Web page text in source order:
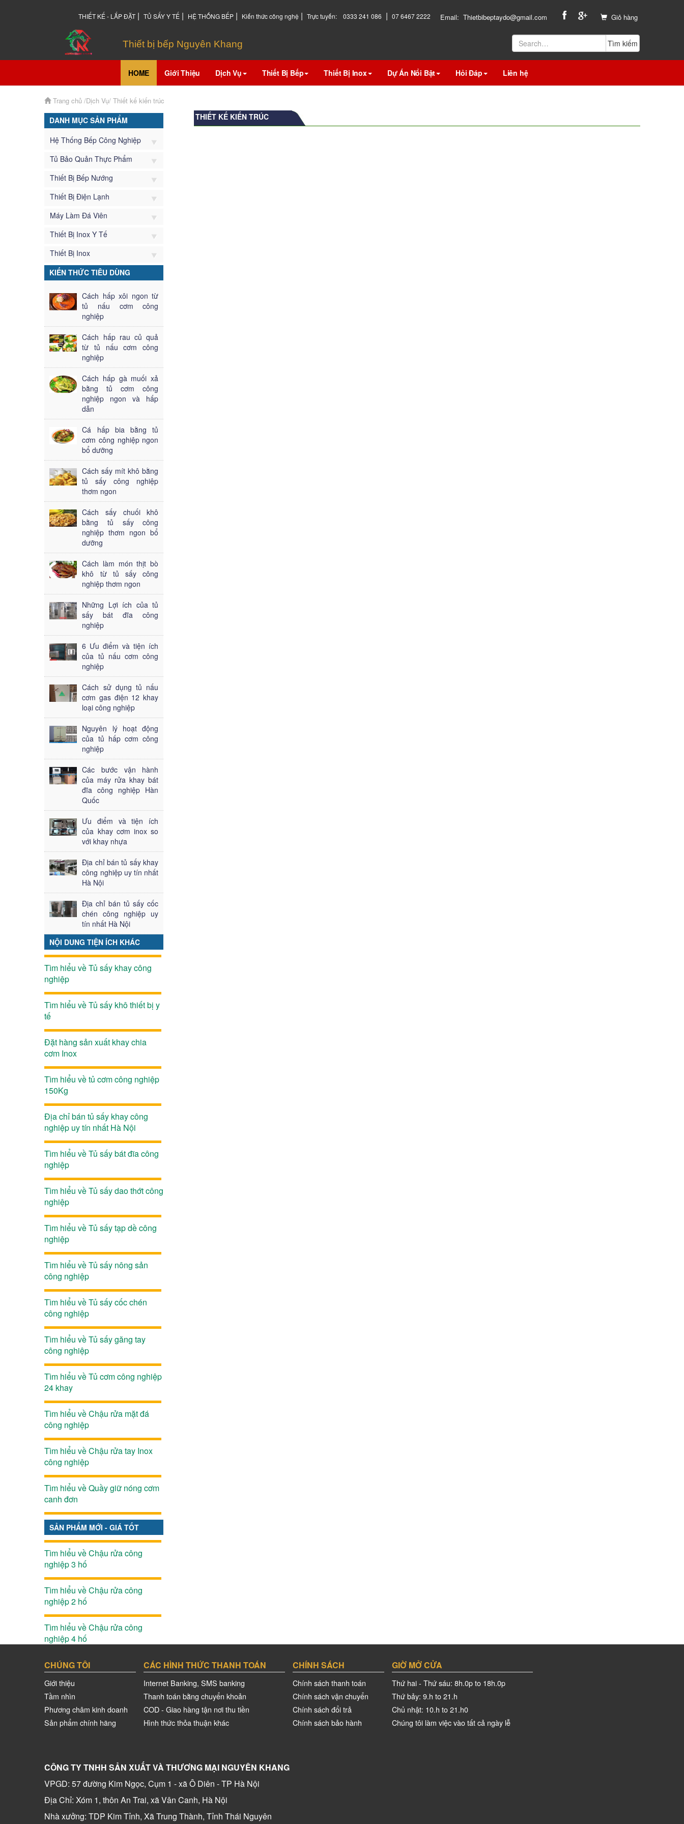
THIẾT KẾ - LẮP ĐẶT | TỦ SẤY Y TẾ | HỆ THỐNG BẾP | Kiến thức công nghệ | Trực tuyến: 0333 241 086 | 07 6467 2222 Email: Thietbibeptaydo@gmail.com Giỏ hàng
Thiết bị bếp Nguyên Khang
HOME Giới Thiệu Dịch Vụ Thiết Bị Bếp Thiết Bị Inox Dự Án Nổi Bật Hỏi Đáp Liên hệ
Trang chủ /Dịch Vụ/ Thiết kế kiến trúc
THIẾT KẾ KIẾN TRÚC
DANH MỤC SẢN PHẨM
Hệ Thống Bếp Công Nghiệp
Tủ Bảo Quản Thực Phẩm
Thiết Bị Bếp Nướng
Thiết Bị Điện Lạnh
Máy Làm Đá Viên
Thiết Bị Inox Y Tế
Thiết Bị Inox
KIẾN THỨC TIÊU DÙNG
Cách hấp xôi ngon từ
tủ nấu cơm công
nghiệp
Cách hấp rau củ quả
từ tủ nấu cơm công
nghiệp
Cách hấp gà muối xả
bằng tủ cơm công
nghiệp ngon và hấp
dẫn
Cá hấp bia bằng tủ
cơm công nghiệp ngon
bổ dưỡng
Cách sấy mít khô bằng
tủ sấy công nghiệp
thơm ngon
Cách sấy chuối khô
bằng tủ sấy công
nghiệp thơm ngon bổ
dưỡng
Cách làm món thịt bò
khô từ tủ sấy công
nghiệp thơm ngon
Những Lợi ích của tủ
sấy bát đĩa công
nghiệp
6 Ưu điểm và tiện ích
của tủ nấu cơm công
nghiệp
Cách sử dụng tủ nấu
cơm gas điện 12 khay
loại công nghiệp
Nguyên lý hoạt động
của tủ hấp cơm công
nghiệp
Các bước vận hành
của máy rửa khay bát
đĩa công nghiệp Hàn
Quốc
Ưu điểm và tiện ích
của khay cơm inox so
với khay nhựa
Địa chỉ bán tủ sấy khay
công nghiệp uy tín nhất
Hà Nội
Địa chỉ bán tủ sấy cốc
chén công nghiệp uy
tín nhất Hà Nội
NỘI DUNG TIỆN ÍCH KHÁC
Tìm hiểu về Tủ sấy khay công
nghiệp
Tìm hiểu về Tủ sấy khô thiết bị y
tế
Đặt hàng sản xuất khay chia
cơm Inox
Tìm hiểu về tủ cơm công nghiệp
150Kg
Địa chỉ bán tủ sấy khay công
nghiệp uy tín nhất Hà Nội
Tìm hiểu về Tủ sấy bát đĩa công
nghiệp
Tìm hiểu về Tủ sấy dao thớt công
nghiệp
Tìm hiểu về Tủ sấy tạp dề công
nghiệp
Tìm hiểu về Tủ sấy nông sản
công nghiệp
Tìm hiểu về Tủ sấy cốc chén
công nghiệp
Tìm hiểu về Tủ sấy găng tay
công nghiệp
Tìm hiểu về Tủ cơm công nghiệp
24 khay
Tìm hiểu về Chậu rửa mặt đá
công nghiệp
Tìm hiểu về Chậu rửa tay Inox
công nghiệp
Tìm hiểu về Quầy giữ nóng cơm
canh đơn
SẢN PHẨM MỚI - GIÁ TỐT
Tìm hiểu về Chậu rửa công
nghiệp 3 hố
Tìm hiểu về Chậu rửa công
nghiệp 2 hố
Tìm hiểu về Chậu rửa công
nghiệp 4 hố
CHÚNG TÔI
Giới thiệu
Tầm nhìn
Phương châm kinh doanh
Sản phẩm chính hãng
CÁC HÌNH THỨC THANH TOÁN
Internet Banking, SMS banking
Thanh toán bằng chuyển khoản
COD - Giao hàng tận nơi thu tiền
Hình thức thỏa thuận khác
CHÍNH SÁCH
Chính sách thanh toán
Chính sách vận chuyển
Chính sách đổi trả
Chính sách bảo hành
GIỜ MỞ CỬA
Thứ hai - Thứ sáu: 8h.0p to 18h.0p
Thứ bảy: 9.h to 21.h
Chủ nhật: 10.h to 21.h0
Chúng tôi làm việc vào tất cả ngày lễ
CÔNG TY TNHH SẢN XUẤT VÀ THƯƠNG MẠI NGUYÊN KHANG
VPGD: 57 đường Kim Ngọc, Cụm 1 - xã Ô Diên - TP Hà Nội
Địa Chỉ: Xóm 1, thôn An Trai, xã Vân Canh, Hà Nội
Nhà xưởng: TDP Kim Tỉnh, Xã Trung Thành, Tỉnh Thái Nguyên